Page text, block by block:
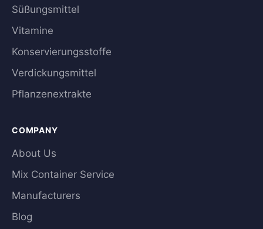
Süßungsmittel
Vitamine
Konservierungsstoffe
Verdickungsmittel
Pflanzenextrakte
COMPANY
About Us
Mix Container Service
Manufacturers
Blog